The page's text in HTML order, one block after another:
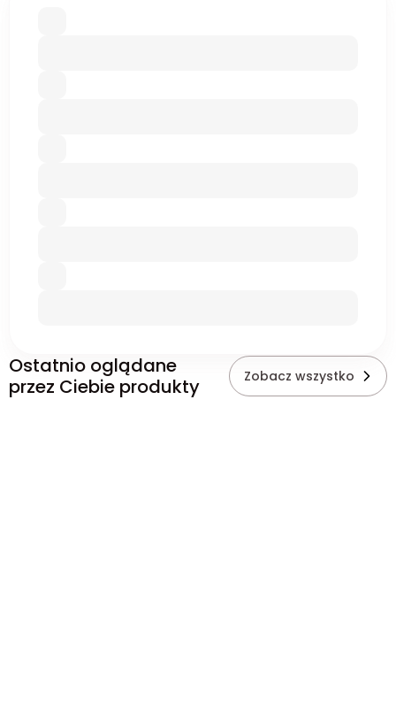
Ostatnio oglądane
przez Ciebie produkty
Zobacz wszystko